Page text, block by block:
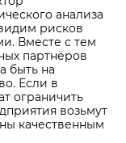
анализа
рисков
Вместе с тем
партнёров
быть на
Если в
ограничить
возьмут
качественным